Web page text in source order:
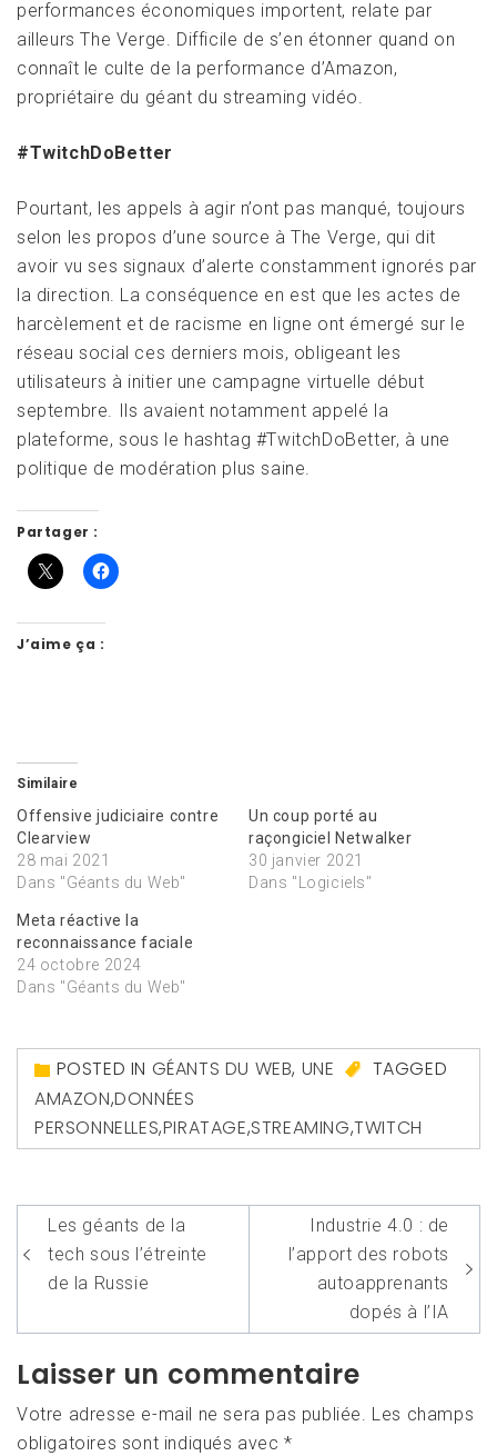
performances économiques importent, relate par
ailleurs The Verge. Difficile de s’en étonner quand on
connaît le culte de la performance d’Amazon,
propriétaire du géant du streaming vidéo.
#TwitchDoBetter
Pourtant, les appels à agir n’ont pas manqué, toujours
selon les propos d’une source à The Verge, qui dit
avoir vu ses signaux d’alerte constamment ignorés par
la direction. La conséquence en est que les actes de
harcèlement et de racisme en ligne ont émergé sur le
réseau social ces derniers mois, obligeant les
utilisateurs à initier une campagne virtuelle début
septembre. Ils avaient notamment appelé la
plateforme, sous le hashtag #TwitchDoBetter, à une
politique de modération plus saine.
Partager :
J’aime ça :
Similaire
Offensive judiciaire contre
Clearview
28 mai 2021
Dans "Géants du Web"
Un coup porté au
raçongiciel Netwalker
30 janvier 2021
Dans "Logiciels"
Meta réactive la
reconnaissance faciale
24 octobre 2024
Dans "Géants du Web"
POSTED IN GÉANTS DU WEB, UNE
TAGGED
AMAZON,DONNÉES
PERSONNELLES,PIRATAGE,STREAMING,TWITCH
Navigation
de
l’article
Les géants de la
tech sous l’étreinte
de la Russie
Industrie 4.0 : de
l’apport des robots
autoapprenants
dopés à l’IA
Laisser un commentaire
Votre adresse e-mail ne sera pas publiée.
Les champs
obligatoires sont indiqués avec*